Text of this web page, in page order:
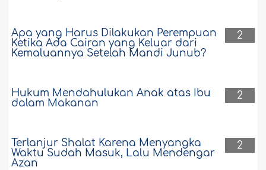
2
Apa yang Harus Dilakukan Perempuan
Ketika Ada Cairan yang Keluar dari
Kemaluannya Setelah Mandi Junub?
2
Hukum Mendahulukan Anak atas Ibu
dalam Makanan
2
Terlanjur Shalat Karena Menyangka
Waktu Sudah Masuk, Lalu Mendengar
Azan